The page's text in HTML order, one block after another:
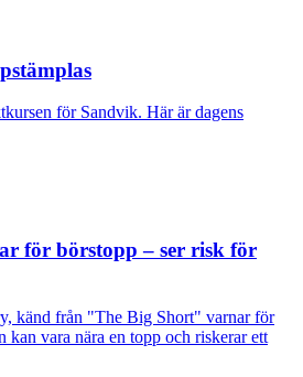
för Sandvik. Här är dagens
för börstopp – ser risk för
känd från "The Big Short" varnar för
kan vara nära en topp och riskerar ett